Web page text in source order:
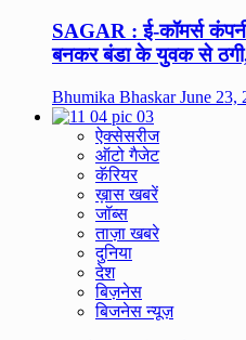
SAGAR : ई-कॉमर्स
बनकर बंडा के युवक से
Bhumika BhaskarJune 23,
ऐक्सेसरीज
ऑटो गैजेट
कॅरियर
ख़ास खबरें
जॉब्स
ताज़ा खबरे
दुनिया
देश
बिज़नेस
बिजनेस न्यूज़